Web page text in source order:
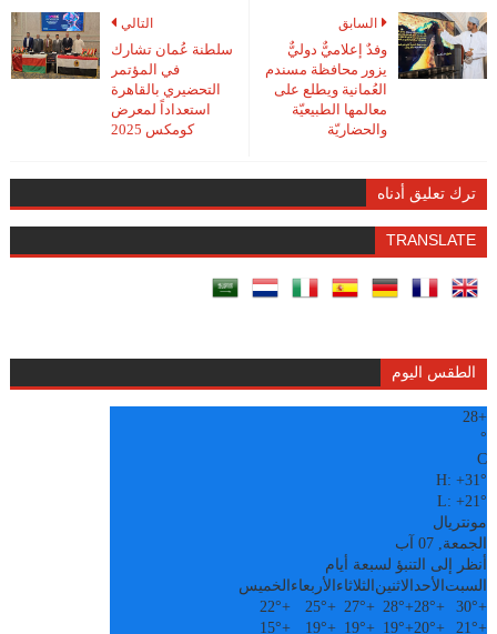
التالي
سلطنة عُمان تشارك
في المؤتمر
التحضيري بالقاهرة
استعداداً لمعرض
كومكس 2025
السابق
وفدٌ إعلاميٌّ دوليٌّ
يزور محافظة مسندم
العُمانية ويطلع على
معالمها الطبيعيّة
والحضاريّة
ترك تعليق أدناه
TRANSLATE
الطقس اليوم
+
28
°
C
H:+31°
L:+21°
مونتريال
الجمعة, 07 آب
أنظر إلى التنبؤ لسبعة أيام
السبت الأحدالاثنين الثلاثاء الأربعاء الخميس
+
30°
+
28°
+
28°
+
27°
+
25°
+
22°
+
21°
+
20°
+
19°
+
19°
+
19°
+
15°